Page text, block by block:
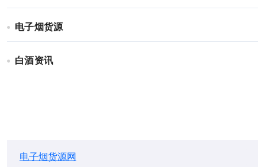
电子烟货源
白酒资讯
电子烟货源网